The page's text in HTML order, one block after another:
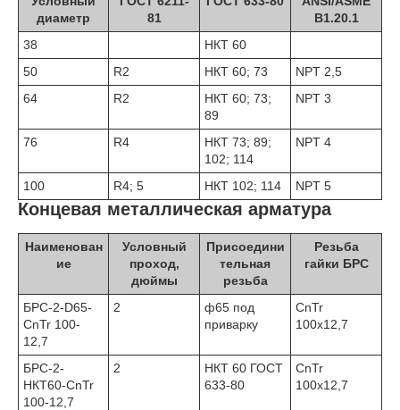
диаметр
81
В1.20.1
38
НКТ 60
50
R2 НКТ 60; 73
NPT 2,5
64
R2
НКТ 60; 73;
89
NPT 3
76 R4
НКТ 73; 89;
102; 114
NPT 4
100 R4; 5 НКТ 102; 114 NPT 5
Концевая металлическая арматура
Наименован
ие
Условный
проход,
дюймы
Присоедини
тельная
резьба
Резьба
гайки БРС
БРС-2-D65-
CnTr 100-
12,7
2
ф65 под
приварку
CnTr
100x12,7
БРС-2-
НКТ60-CnTr
100-12,7
2
НКТ 60 ГОСТ
633-80
CnTr
100x12,7